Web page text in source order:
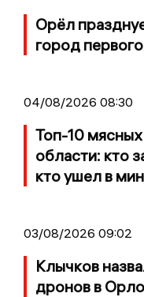
Орёл
город
04/08/2026 08:30
Топ-10
области: кто
кто ушел в
03/08/2026 09:02
Клычков
дронов в